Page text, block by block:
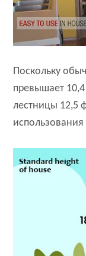
Поскольку
превышает
лестницы 12,5